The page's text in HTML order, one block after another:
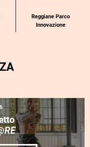
Reggiane Parco
Innovazione